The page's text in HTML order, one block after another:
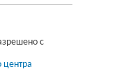
с
центра